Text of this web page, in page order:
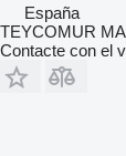
España
TEYCOMUR
Contacte con el